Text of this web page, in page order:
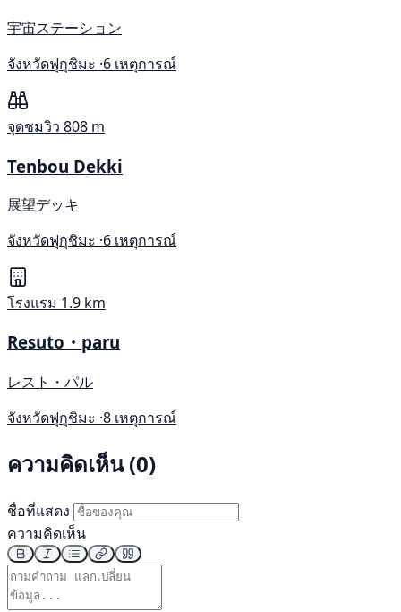
宇宙ステーション
จังหวัดฟุกุชิมะ ·6 เหตุการณ์
จุดชมวิว 808 m
Tenbou Dekki
展望デッキ
จังหวัดฟุกุชิมะ ·6 เหตุการณ์
โรงแรม 1.9 km
Resuto・paru
レスト・パル
จังหวัดฟุกุชิมะ ·8 เหตุการณ์
ความคิดเห็น (0)
ชื่อที่แสดง
ความคิดเห็น